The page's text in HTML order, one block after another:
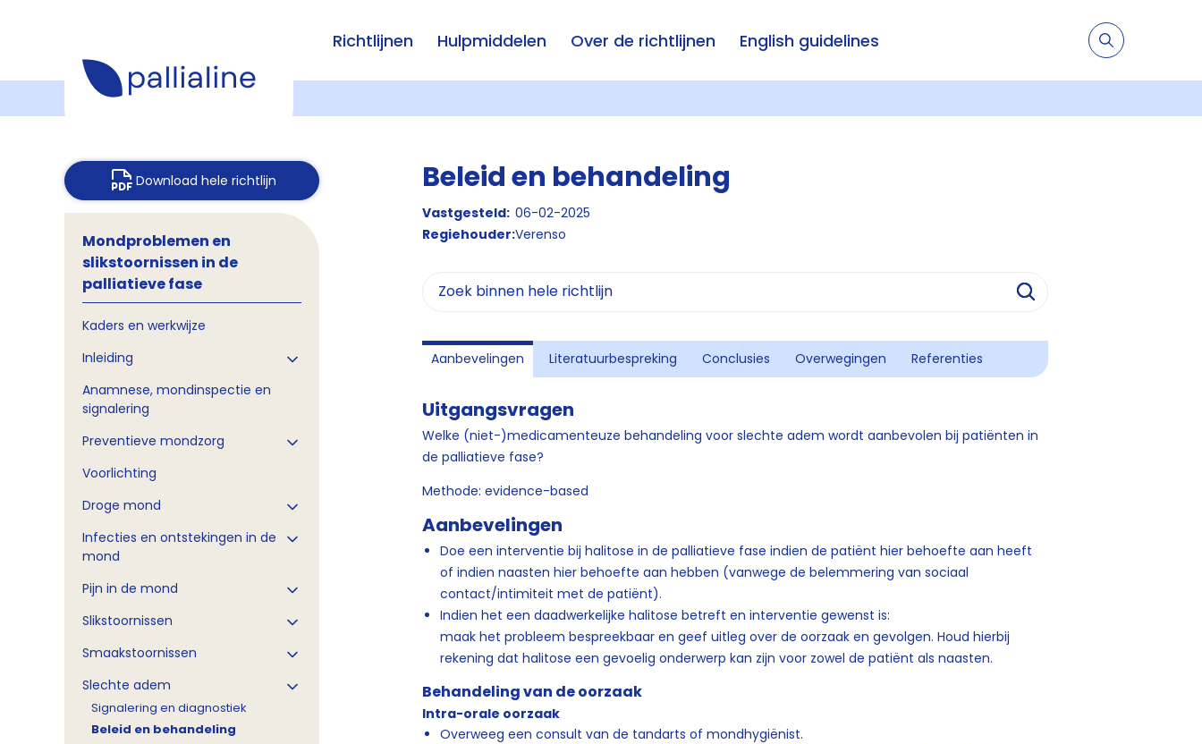
Richtlijnen Hulpmiddelen Over de richtlijnen English guidelines
Download hele richtlijn
Mondproblemen en
slikstoornissen in de
palliatieve fase
Kaders en werkwijze
Inleiding
Anamnese, mondinspectie en
signalering
Preventieve mondzorg
Voorlichting
Droge mond
Infecties en ontstekingen in de
mond
Pijn in de mond
Slikstoornissen
Smaakstoornissen
Slechte adem
Signalering en diagnostiek
Beleid en behandeling
Beleid en behandeling
Vastgesteld: 06-02-2025
Regiehouder:Verenso
Aanbevelingen Literatuurbespreking Conclusies Overwegingen Referenties
Uitgangsvragen
Welke (niet-)medicamenteuze behandeling voor slechte adem wordt aanbevolen bij patiënten in
de palliatieve fase?
Methode: evidence-based
Aanbevelingen
Doe een interventie bij halitose in de palliatieve fase indien de patiënt hier behoefte aan heeft
of indien naasten hier behoefte aan hebben (vanwege de belemmering van sociaal
contact/intimiteit met de patiënt).
Indien het een daadwerkelijke halitose betreft en interventie gewenst is:
maak het probleem bespreekbaar en geef uitleg over de oorzaak en gevolgen. Houd hierbij
rekening dat halitose een gevoelig onderwerp kan zijn voor zowel de patiënt als naasten.
Behandeling van de oorzaak
Intra-orale oorzaak
Overweeg een consult van de tandarts of mondhygiënist.